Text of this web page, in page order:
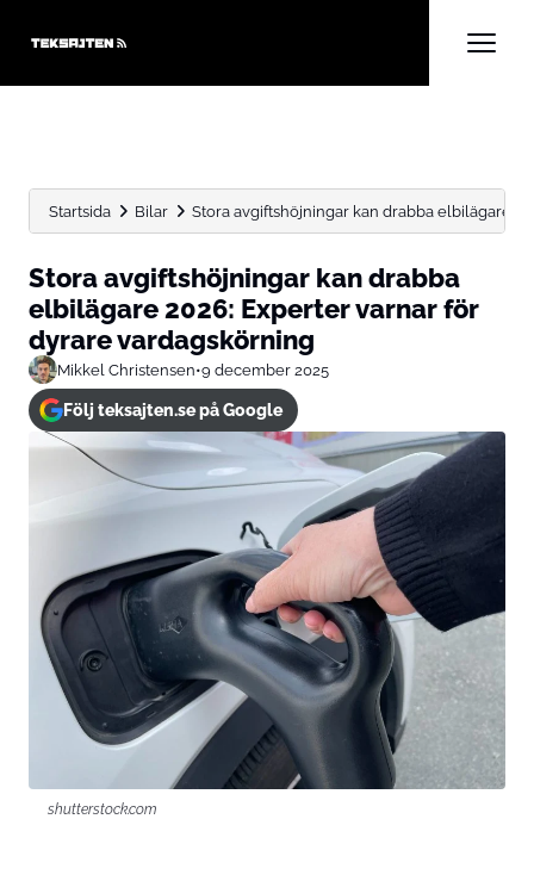
Startsida Bilar Stora avgiftshöjningar kan drabba elbilägare
Stora avgiftshöjningar kan drabba
elbilägare 2026: Experter varnar för
dyrare vardagskörning
Mikkel Christensen•9 december 2025
Följ teksajten.se på Google
shutterstock.com